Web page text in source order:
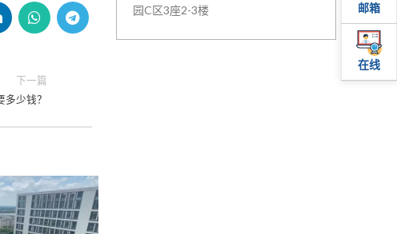
下一篇
少钱？
园C区3座2-3楼
邮箱
在线